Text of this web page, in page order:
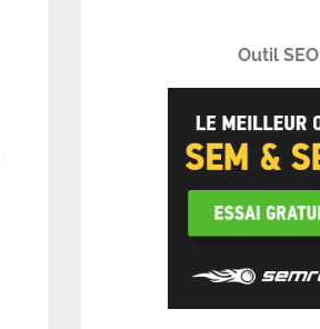
Outil SEO